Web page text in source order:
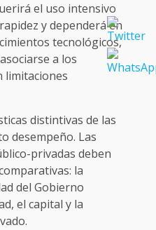
el uso intensivo
y dependerá en
tecnológicos,
a los
limitaciones
distintivas de las
desempeño. Las
privadas deben
la
del Gobierno
el capital y la